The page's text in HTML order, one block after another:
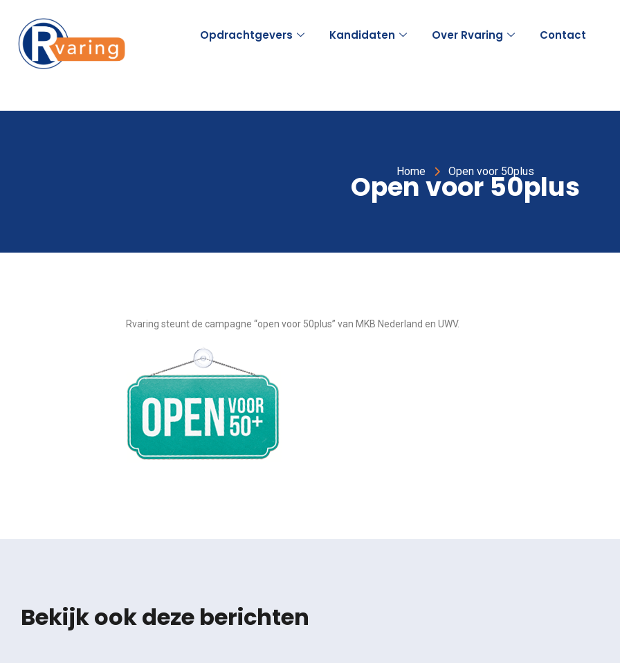
Opdrachtgevers Kandidaten Over Rvaring Contact
Home Open voor 50plus
Open voor 50plus
Rvaring steunt de campagne “open voor 50plus” van MKB Nederland en UWV.
Bekijk ook deze berichten